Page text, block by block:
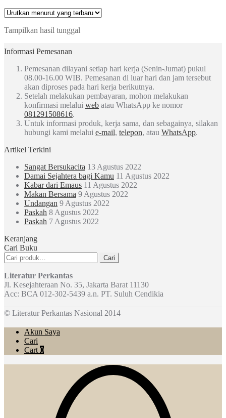
Tampilkan hasil tunggal
Informasi Pemesanan
Pemesanan dilayani setiap hari kerja (Senin-Jumat) pukul
08.00-16.00 WIB. Pemesanan di luar hari dan jam tersebut
akan diproses pada hari kerja berikutnya.
Setelah melakukan pembayaran, mohon melakukan
konfirmasi melalui web atau WhatsApp ke nomor
081291508616.
Untuk informasi produk, kerja sama, dan sebagainya, silakan
hubungi kami melalui e-mail, telepon, atau WhatsApp.
Artikel Terkini
Sangat Bersukacita 13 Agustus 2022
Damai Sejahtera bagi Kamu 11 Agustus 2022
Kabar dari Emaus 11 Agustus 2022
Makan Bersama 9 Agustus 2022
Undangan 9 Agustus 2022
Paskah 8 Agustus 2022
Paskah 7 Agustus 2022
Keranjang
Cari Buku
Pencarian
untuk:
Cari
Literatur Perkantas
Jl. Kesejahteraan No. 35, Jakarta Barat 11130
Acc: BCA 012-302-5439 a.n. PT. Suluh Cendikia
© Literatur Perkantas Nasional 2014
Akun Saya
Cari
Cart 0